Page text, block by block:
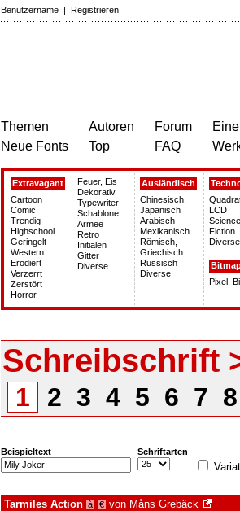
Benutzername | Registrieren
Themen
Neue Fonts
Autoren
Top
Forum
FAQ
Extravagant
Cartoon
Comic
Trendig
Highschool
Geringelt
Western
Erodiert
Verzerrt
Zerstört
Horror
Feuer, Eis
Dekorativ
Typewriter
Schablone,
Armee
Retro
Initialen
Gitter
Diverse
Ausländisch
Chinesisch,
Japanisch
Arabisch
Mexikanisch
Römisch,
Griechisch
Russisch
Diverse
LCD
Fiction
Diverse
Pixel,
Schreibschrift
1 2 3 4 5 6 7
Beispieltext Schriftarten
Tarmiles Action à € von Måns Grebäck